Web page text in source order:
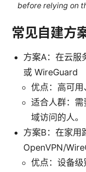
before relying on
常见自建方
方案A：在云服
或 WireGuard
优点：高可用
适合人群：
域访问的人。
方案B：在家用
OpenVPN/
优点：设备